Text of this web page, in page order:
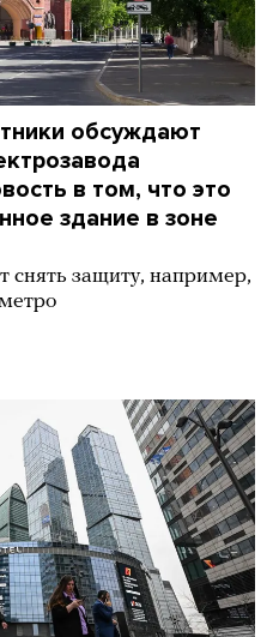
обсуждают
в том, что это
здание в зоне
снять защиту, например,